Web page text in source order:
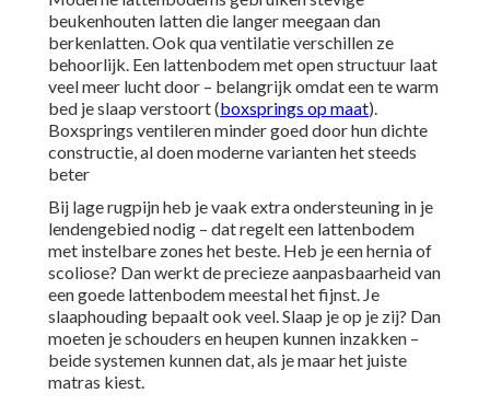
beukenhouten latten die langer meegaan dan
berkenlatten. Ook qua ventilatie verschillen ze
behoorlijk. Een lattenbodem met open structuur laat
veel meer lucht door – belangrijk omdat een te warm
bed je slaap verstoort (boxsprings op maat).
Boxsprings ventileren minder goed door hun dichte
constructie, al doen moderne varianten het steeds
beter
Bij lage rugpijn heb je vaak extra ondersteuning in je
lendengebied nodig – dat regelt een lattenbodem
met instelbare zones het beste. Heb je een hernia of
scoliose? Dan werkt de precieze aanpasbaarheid van
een goede lattenbodem meestal het fijnst. Je
slaaphouding bepaalt ook veel. Slaap je op je zij? Dan
moeten je schouders en heupen kunnen inzakken –
beide systemen kunnen dat, als je maar het juiste
matras kiest.